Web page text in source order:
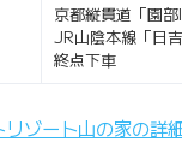
京都縦貫道「園
JR山陰本線「日
終点下車
ゾート山の家の詳